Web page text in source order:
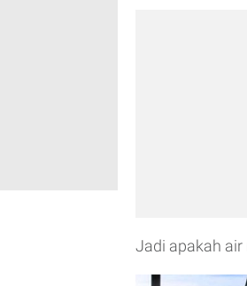
Jadi apakah